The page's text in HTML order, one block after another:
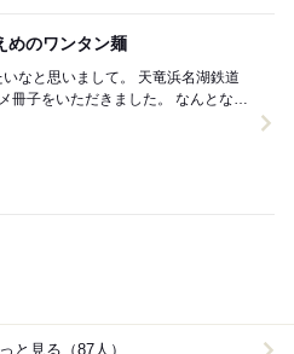
めのワンタン麺
して。 天竜浜名湖鉄道
いただきました。 なんとなく
と見る（87人）